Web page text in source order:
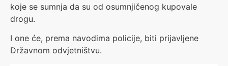
koje se sumnja da su od osumnjičenog kupovale
drogu.
I one će, prema navodima policije, biti prijavljene
Državnom odvjetništvu.